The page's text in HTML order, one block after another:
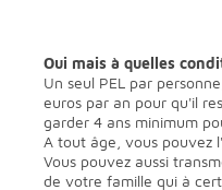
Oui mais à quelles
Un seul PEL par
euros par an pour qu'il
garder 4 ans minimum
A tout âge, vous pouvez
Vous pouvez aussi
de votre famille qui à